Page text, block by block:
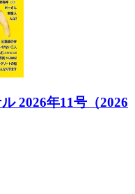
2026年11号（2026